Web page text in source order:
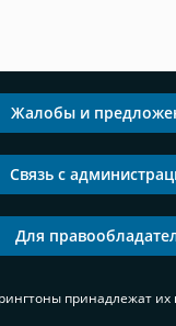
Жалобы и
Связь с
Для
принадлежат